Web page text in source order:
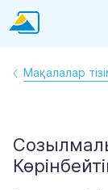
Мақалалар